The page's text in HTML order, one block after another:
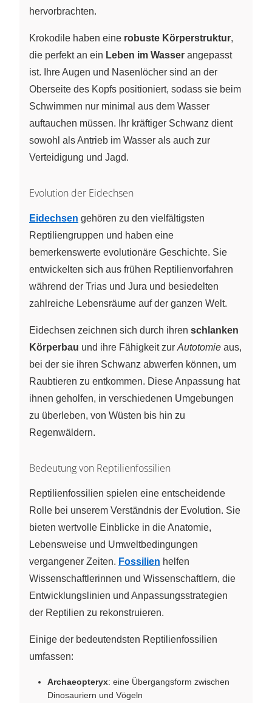
hervorbrachten.
Krokodile haben eine robuste Körperstruktur,
die perfekt an ein Leben im Wasser angepasst
ist. Ihre Augen und Nasenlöcher sind an der
Oberseite des Kopfs positioniert, sodass sie beim
Schwimmen nur minimal aus dem Wasser
auftauchen müssen. Ihr kräftiger Schwanz dient
sowohl als Antrieb im Wasser als auch zur
Verteidigung und Jagd.
Evolution der Eidechsen
Eidechsen gehören zu den vielfältigsten
Reptiliengruppen und haben eine
bemerkenswerte evolutionäre Geschichte. Sie
entwickelten sich aus frühen Reptilienvorfahren
während der Trias und Jura und besiedelten
zahlreiche Lebensräume auf der ganzen Welt.
Eidechsen zeichnen sich durch ihren schlanken
Körperbau und ihre Fähigkeit zur Autotomie aus,
bei der sie ihren Schwanz abwerfen können, um
Raubtieren zu entkommen. Diese Anpassung hat
ihnen geholfen, in verschiedenen Umgebungen
zu überleben, von Wüsten bis hin zu
Regenwäldern.
Bedeutung von Reptilienfossilien
Reptilienfossilien spielen eine entscheidende
Rolle bei unserem Verständnis der Evolution. Sie
bieten wertvolle Einblicke in die Anatomie,
Lebensweise und Umweltbedingungen
vergangener Zeiten. Fossilien helfen
Wissenschaftlerinnen und Wissenschaftlern, die
Entwicklungslinien und Anpassungsstrategien
der Reptilien zu rekonstruieren.
Einige der bedeutendsten Reptilienfossilien
umfassen:
Archaeopteryx: eine Übergangsform zwischen
Dinosauriern und Vögeln